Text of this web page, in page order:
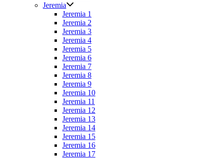
Jeremia
Jeremia 1
Jeremia 2
Jeremia 3
Jeremia 4
Jeremia 5
Jeremia 6
Jeremia 7
Jeremia 8
Jeremia 9
Jeremia 10
Jeremia 11
Jeremia 12
Jeremia 13
Jeremia 14
Jeremia 15
Jeremia 16
Jeremia 17